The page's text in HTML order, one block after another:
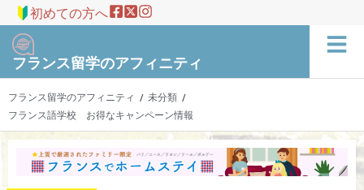
初めての方へ
フランス留学のアフィニティ
フランス留学のアフィニティ / 未分類 /
フランス語学校 お得なキャンペーン情報